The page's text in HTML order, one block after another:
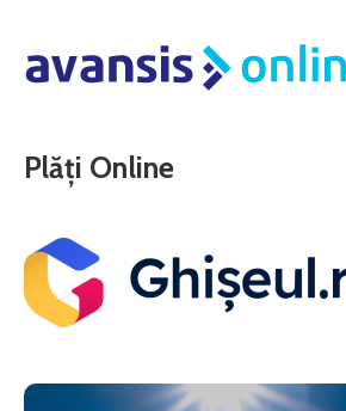
Plăți Online